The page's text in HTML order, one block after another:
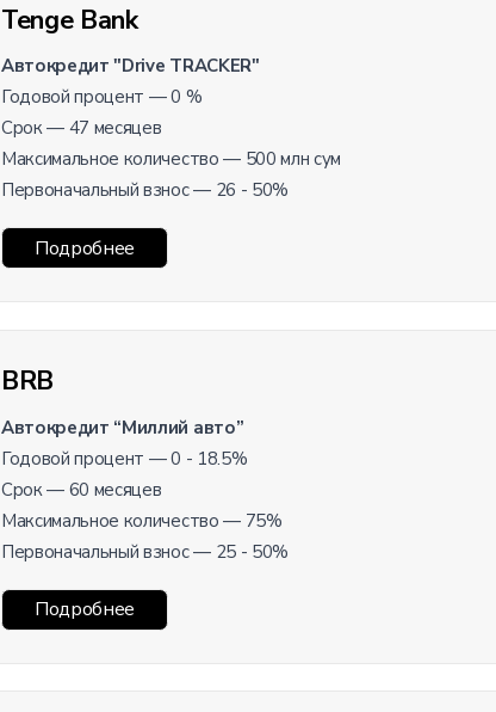
Tenge Bank
Автокредит "Drive TRACKER"
Годовой процент — 0 %
Срок — 47 месяцев
Максимальное количество — 500 млн сум
Первоначальный взнос — 26 - 50%
Подробнее
BRB
Автокредит “Миллий авто”
Годовой процент — 0 - 18.5%
Срок — 60 месяцев
Максимальное количество — 75%
Первоначальный взнос — 25 - 50%
Подробнее